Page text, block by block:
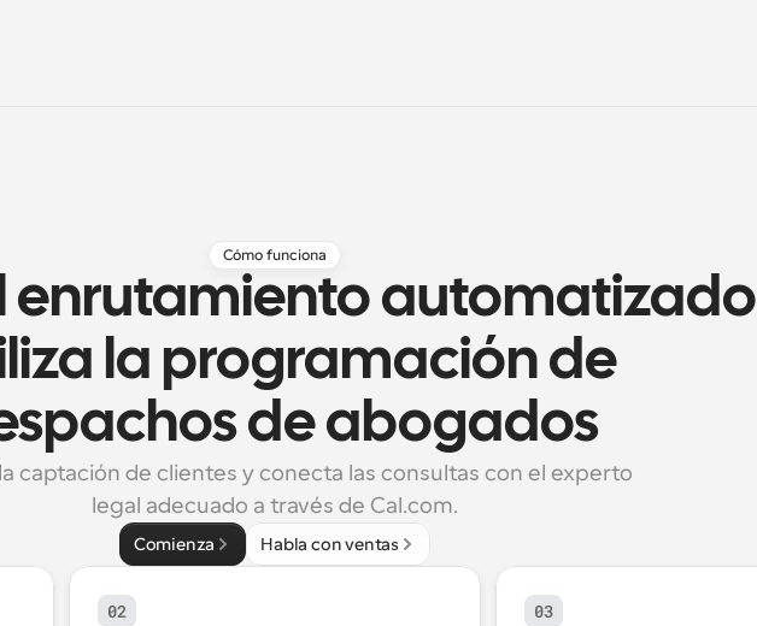
Cómo funciona
enrutamiento automatizado
la programación de
de abogados
captación de clientes y conecta las consultas con el experto
legal adecuado a través de Cal.com.
Comienza Habla con ventas
02 03